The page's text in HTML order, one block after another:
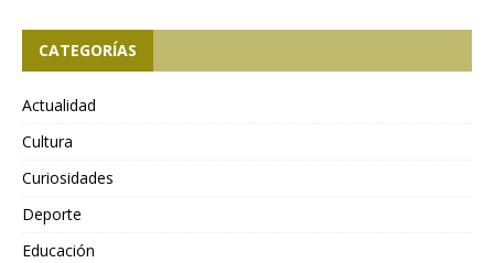
CATEGORÍAS
Actualidad
Cultura
Curiosidades
Deporte
Educación